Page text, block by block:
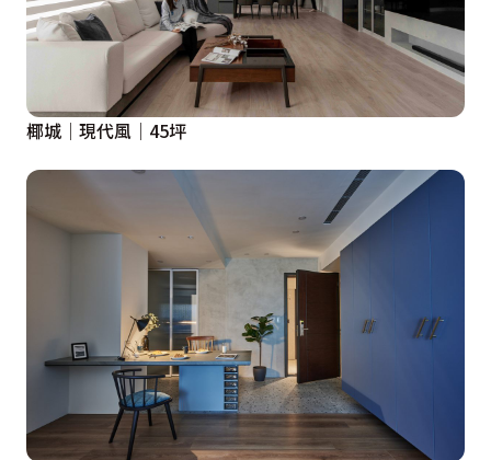
椰城│現代風│45坪